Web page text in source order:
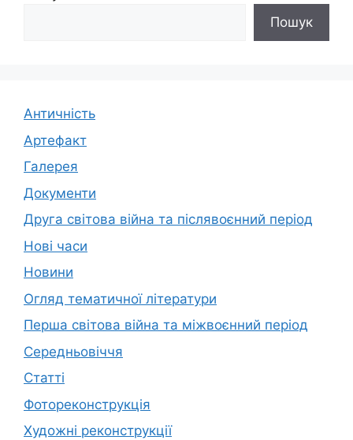
Пошук
Античність
Артефакт
Галерея
Документи
Друга світова війна та післявоєнний період
Нові часи
Новини
Огляд тематичної літератури
Перша світова війна та міжвоєнний період
Середньовіччя
Статті
Фотореконструкція
Художні реконструкції